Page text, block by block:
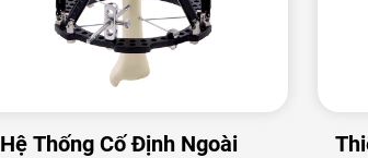
Hệ Thống Cố Định Ngoài